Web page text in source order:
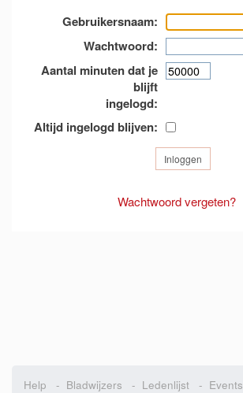
Gebruikersnaam:
Wachtwoord:
Aantal minuten dat je
blijft
ingelogd:
Altijd ingelogd blijven:
Wachtwoord vergeten?
Help - Bladwijzers - Ledenlijst - Events